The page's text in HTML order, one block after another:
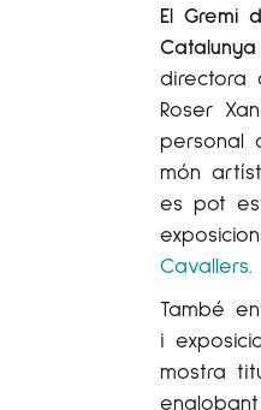
El Gremi
Catalunya
directora
Roser
personal
món
es pot
Cavallers.
També
i
mostra